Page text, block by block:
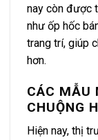
nay còn được
như ốp hốc
trang trí, giúp
hơn.
CÁC MẪU
CHUỘNG
Hiện nay, thị